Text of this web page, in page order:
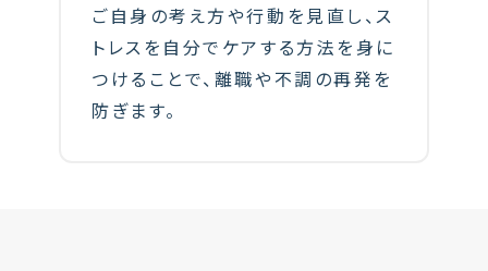
ご自身の考え方や行動を見直し、ス
トレスを自分でケアする方法を身に
つけることで、離職や不調の再発を
防ぎます。